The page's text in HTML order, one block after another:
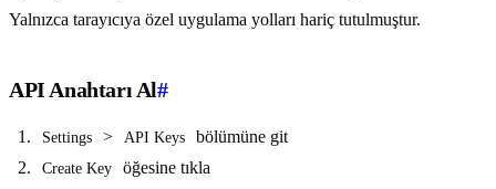
Yalnızca tarayıcıya özel uygulama yolları hariç tutulmuştur.
API Anahtarı Al#
Settings > API Keys bölümüne git
Create Key öğesine tıkla